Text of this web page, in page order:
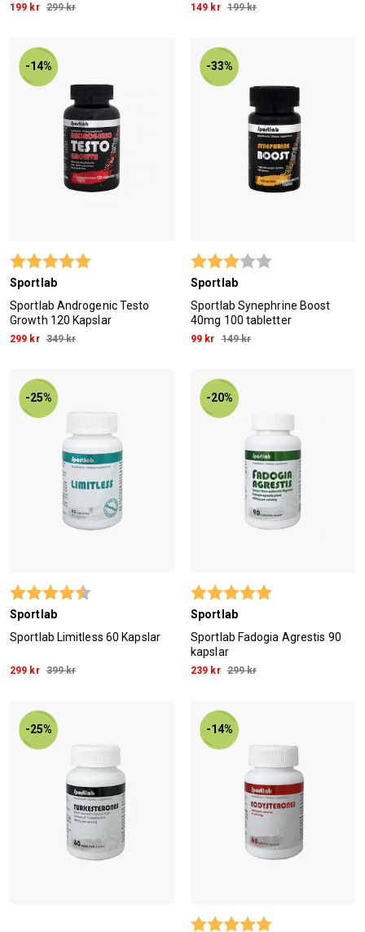
199 kr 299 kr 149 kr 199 kr
-14%
Betyg: 5.0 utav 5 stjärnor
Sportlab
Sportlab Androgenic Testo
Growth 120 Kapslar
299 kr 349 kr
-33%
Betyg:
Sportlab
Sportlab Synephrine Boost
40mg 100 tabletter
99 kr 149 kr
-25%
Betyg: 4.7 utav 5 stjärnor
Sportlab
Sportlab Limitless 60 Kapslar
299 kr 399 kr
-20%
Betyg:
Sportlab
Sportlab Fadogia Agrestis 90
kapslar
239 kr 299 kr
-25% -14%
Betyg: